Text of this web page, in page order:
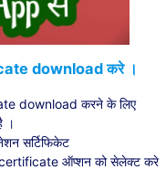
download करे ।
download करने के लिए
।
सर्टिफिकेट
ऑप्शन को सेलेक्ट करे